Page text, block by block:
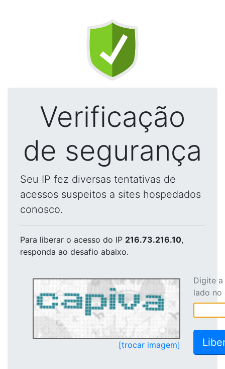
Verificação
de segurança
Seu IP fez diversas tentativas de
acessos suspeitos a sites hospedados
conosco.
Para liberar o acesso do IP 216.73.216.10,
responda ao desafio abaixo.
[trocar imagem]
Digite
lado no